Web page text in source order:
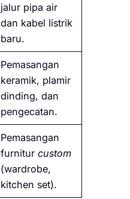
jalur pipa air
dan kabel listrik
baru.
Pemasangan
keramik, plamir
dinding, dan
pengecatan.
Pemasangan
furniturcustom
(wardrobe,
kitchen set).